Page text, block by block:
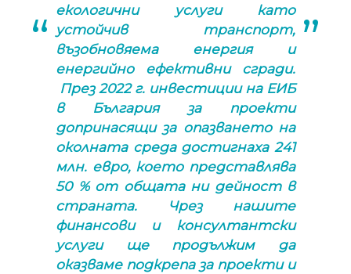
екологични услуги като
устойчив транспорт,
възобновяема енергия и
енергийно ефективни сгради.
През 2022 г. инвестиции на ЕИБ
в България за проекти
допринасящи за опазването на
околната среда достигнаха 241
млн. евро, което представлява
50 % от общата ни дейност в
страната. Чрез нашите
финансови и консултантски
услуги ще продължим да
оказваме подкрепа за проекти и